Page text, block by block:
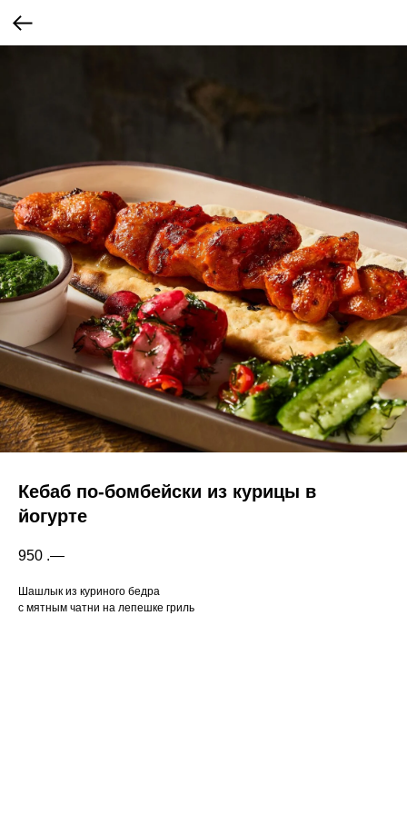
Кебаб по-бомбейски из курицы в
йогурте
950 .—
Шашлык из куриного бедра
с мятным чатни на лепешке гриль